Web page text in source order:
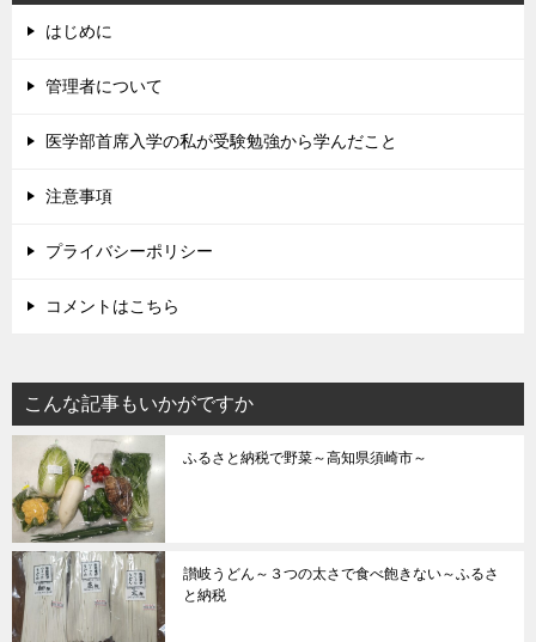
はじめに
管理者について
医学部首席入学の私が受験勉強から学んだこと
注意事項
プライバシーポリシー
コメントはこちら
こんな記事もいかがですか
ふるさと納税で野菜～高知県須崎市～
讃岐うどん～３つの太さで食べ飽きない～ふるさ
と納税